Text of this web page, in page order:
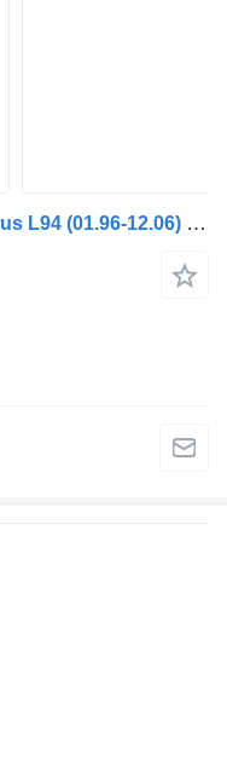
Power take-off Scania 4-Series bus L94 (01.96-12.06) 1395780 1111885 paredzēts Scania 4-series bus (1995-2006) autobusa